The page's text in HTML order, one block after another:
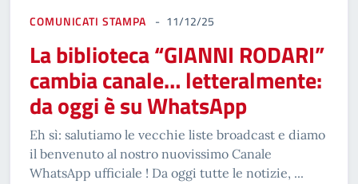
COMUNICATI STAMPA 11/12/25
La biblioteca “GIANNI RODARI”
cambia canale… letteralmente:
da oggi è su WhatsApp
Eh sì: salutiamo le vecchie liste broadcast e diamo
il benvenuto al nostro nuovissimo Canale
WhatsApp ufficiale ! Da oggi tutte le notizie, ...